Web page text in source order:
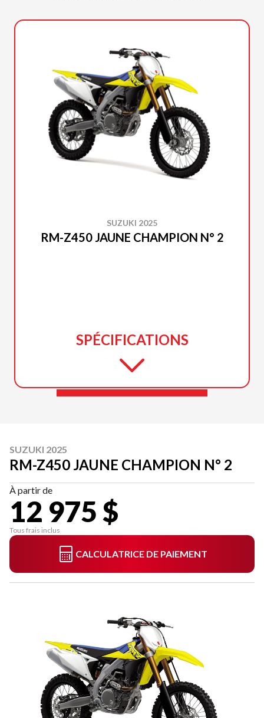
SUZUKI 2025
RM-Z450 JAUNE CHAMPION N° 2
SPÉCIFICATIONS
SUZUKI 2025
RM-Z450 JAUNE CHAMPION N° 2
À partir de
12 975 $
Tous frais inclus
CALCULATRICE DE PAIEMENT